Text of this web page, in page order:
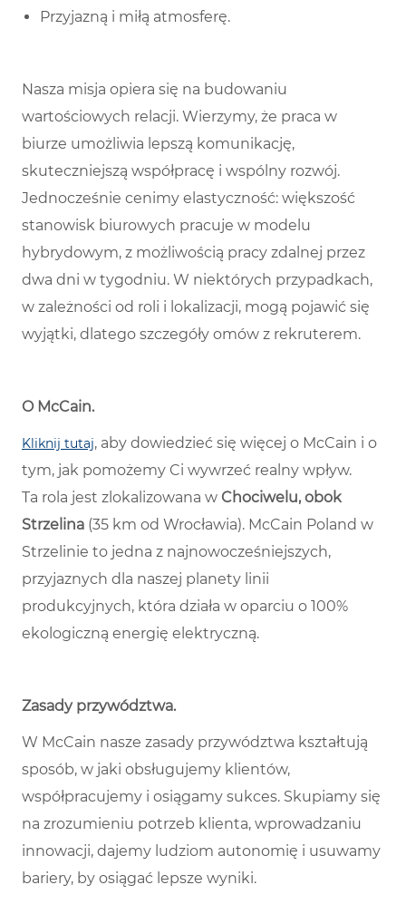
Przyjazną i miłą atmosferę.
Nasza misja opiera się na budowaniu
wartościowych relacji. Wierzymy, że praca w
biurze umożliwia lepszą komunikację,
skuteczniejszą współpracę i wspólny rozwój.
Jednocześnie cenimy elastyczność: większość
stanowisk biurowych pracuje w modelu
hybrydowym, z możliwością pracy zdalnej przez
dwa dni w tygodniu. W niektórych przypadkach,
w zależności od roli i lokalizacji, mogą pojawić się
wyjątki, dlatego szczegóły omów z rekruterem.
O McCain.
Kliknij tutaj, aby dowiedzieć się więcej o McCain i o
tym, jak pomożemy Ci wywrzeć realny wpływ.
Ta rola jest zlokalizowana w Chociwelu, obok
Strzelina (35 km od Wrocławia). McCain Poland w
Strzelinie to jedna z najnowocześniejszych,
przyjaznych dla naszej planety linii
produkcyjnych, która działa w oparciu o 100%
ekologiczną energię elektryczną.
Zasady przywództwa.
W McCain nasze zasady przywództwa kształtują
sposób, w jaki obsługujemy klientów,
współpracujemy i osiągamy sukces. Skupiamy się
na zrozumieniu potrzeb klienta, wprowadzaniu
innowacji, dajemy ludziom autonomię i usuwamy
bariery, by osiągać lepsze wyniki.